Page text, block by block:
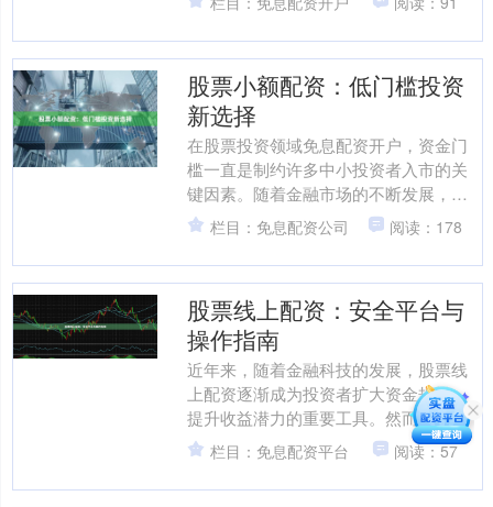
配资平台尤为重要。本文将....
股票小额配资：低门槛投资
新选择
在股票投资领域免息配资开户，资金门
槛一直是制约许多中小投资者入市的关
键因素。随着金融市场的不断发展，一
种名为“股票小额配资”的投资方式逐渐进
入大众视野，为资金有....
栏目：免息配资公司 阅读：178
股票线上配资：安全平台与
操作指南
近年来，随着金融科技的发展，股票线
上配资逐渐成为投资者扩大资金规模、
提升收益潜力的重要工具。然而，市场
上配资平台良莠不齐，如何选择安全可
靠的平台，并正确操作，是....
栏目：免息配资平台 阅读：57